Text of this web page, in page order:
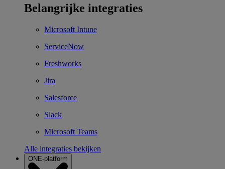
Belangrijke integraties
Microsoft Intune
ServiceNow
Freshworks
Jira
Salesforce
Slack
Microsoft Teams
Alle integraties bekijken
ONE-platform